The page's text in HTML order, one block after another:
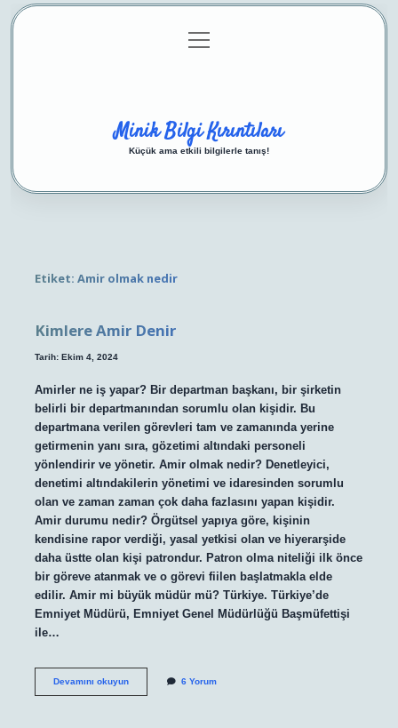
Gizlilik Politikası
menüyü
aç
Minik Bilgi Kırıntıları
Küçük ama etkili bilgilerle tanış!
Etiket: Amir olmak nedir
Kimlere Amir Denir
Tarih: Ekim 4, 2024
Amirler ne iş yapar? Bir departman başkanı, bir şirketin
belirli bir departmanından sorumlu olan kişidir. Bu
departmana verilen görevleri tam ve zamanında yerine
getirmenin yanı sıra, gözetimi altındaki personeli
yönlendirir ve yönetir. Amir olmak nedir? Denetleyici,
denetimi altındakilerin yönetimi ve idaresinden sorumlu
olan ve zaman zaman çok daha fazlasını yapan kişidir.
Amir durumu nedir? Örgütsel yapıya göre, kişinin
kendisine rapor verdiği, yasal yetkisi olan ve hiyerarşide
daha üstte olan kişi patrondur. Patron olma niteliği ilk önce
bir göreve atanmak ve o görevi fiilen başlatmakla elde
edilir. Amir mi büyük müdür mü? Türkiye. Türkiye’de
Emniyet Müdürü, Emniyet Genel Müdürlüğü Başmüfettişi
ile…
Devamını okuyunKimlere
6 Yorum